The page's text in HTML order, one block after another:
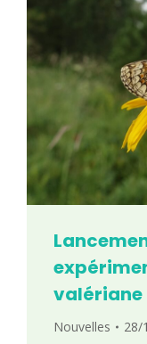
valériane
Nouvelles 28/